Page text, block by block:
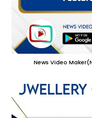
News Video